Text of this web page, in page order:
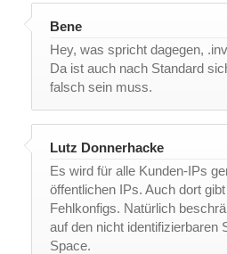
Bene
Hey, was spricht dagegen,
Da ist auch nach Standard
falsch sein muss.
Lutz Donnerhacke
Es wird für alle Kunden-IPs
öffentlichen IPs. Auch dort
Fehlkonfigs. Natürlich
auf den nicht identifizierbaren
Space.